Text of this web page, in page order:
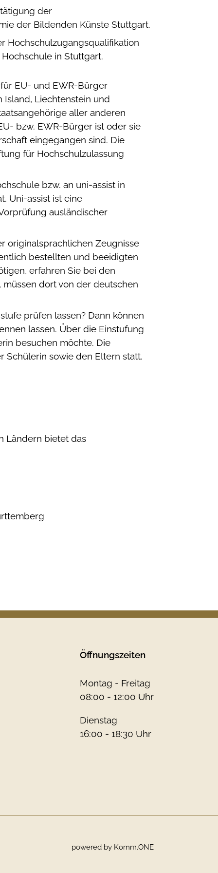
der
der Bildenden Künste Stuttgart.
Hochschulzugangsqualifikation
in Stuttgart.
EU- und EWR-Bürger
Island, Liechtenstein und
aller anderen
bzw. EWR-Bürger ist oder sie
eingegangen sind. Die
für Hochschulzulassung
bzw. an uni-assist in
Uni-assist ist eine
ausländischer
originalsprachlichen Zeugnisse
bestellten und beeidigten
erfahren Sie bei den
dort von der deutschen
prüfen lassen? Dann können
lassen. Über die Einstufung
besuchen möchte. Die
sowie den Eltern statt.
Ländern bietet das
Öffnungszeiten
Montag - Freitag
08:00 - 12:00 Uhr
Dienstag
16:00 - 18:30 Uhr
powered by Komm.ONE